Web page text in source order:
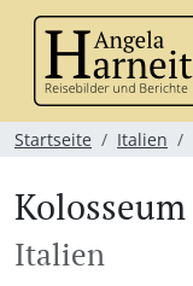
Startseite Italien
Kolosseum
Italien